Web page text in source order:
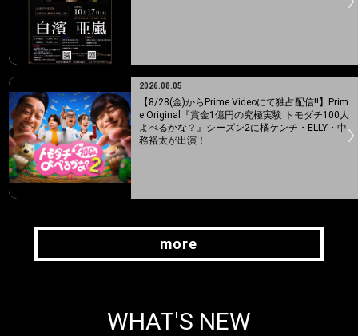
2026.08.05
【8/28(金)からPrime Videoにて独占配信!!】Prim
e Original『賞金1億円の究極実験 トモダチ100人
よべるかな？』シーズン2に橘ケンチ・ELLY・中
務裕太が出演！
more
WHAT'S NEW